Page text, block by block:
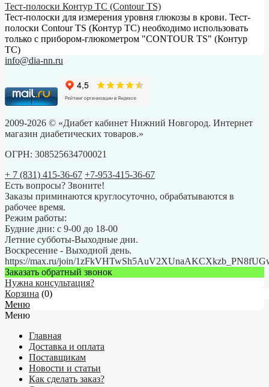
Тест-полоски Контур ТС (Contour TS)
Тест-полоски для измерения уровня глюкозы в крови. Тест-
полоски Contour TS (Контур ТС) необходимо использовать
только с прибором-глюкометром "CONTOUR TS" (Контур
ТС)
info@dia-nn.ru
2009-2026 © «Диабет кабинет Нижний Новгород. Интернет
магазин диабетических товаров.»
ОГРН: 308525634700021
+ 7 (831) 415-36-67 +7-953-415-36-67
Есть вопросы? Звоните!
Заказы приминаются круглосуточно, обрабатываются в
рабочее время.
Режим работы:
Будние дни: с 9-00 до 18-00
Летние субботы-Выходные дни.
Воскресение - Выходной день.
https://max.ru/join/
Заказать обратный звонок
Нужна консультация?
Корзина (0)
Меню
Меню
Главная
Доставка и оплата
Поставщикам
Новости и статьи
Как сделать заказ?